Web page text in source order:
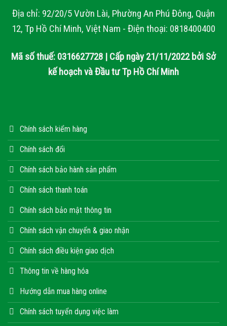
Địa chỉ: 92/20/5 Vườn Lài, Phường An Phú Đông, Quận
12, Tp Hồ Chí Minh, Việt Nam - Điện thoại: 0818400400
Mã số thuế: 0316627728 | Cấp ngày 21/11/2022 bởi Sở
kế hoạch và Đầu tư Tp Hồ Chí Minh
Chính sách kiểm hàng
Chính sách đổi
Chính sách bảo hành sản phẩm
Chính sách thanh toán
Chính sách bảo mật thông tin
Chính sách vận chuyển & giao nhận
Chính sách điều kiện giao dịch
Thông tin về hàng hóa
Hướng dẫn mua hàng online
Chính sách tuyển dụng việc làm